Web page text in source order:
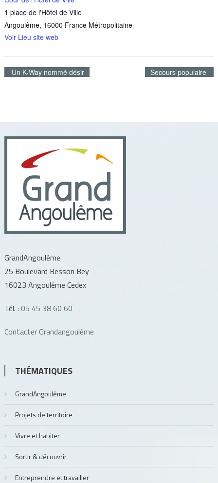
1 place de l'Hôtel de Ville
Angoulême, 16000 France Métropolitaine
Voir Lieu site web
Un K-Way nommé désir Secours populaire
GrandAngoulême
25 Boulevard Besson Bey
16023 Angoulême Cedex
Tél. : 05 45 38 60 60
Contacter Grandangoulême
THÉMATIQUES
GrandAngoulême
Projets de territoire
Vivre et habiter
Sortir & découvrir
Entreprendre et travailler